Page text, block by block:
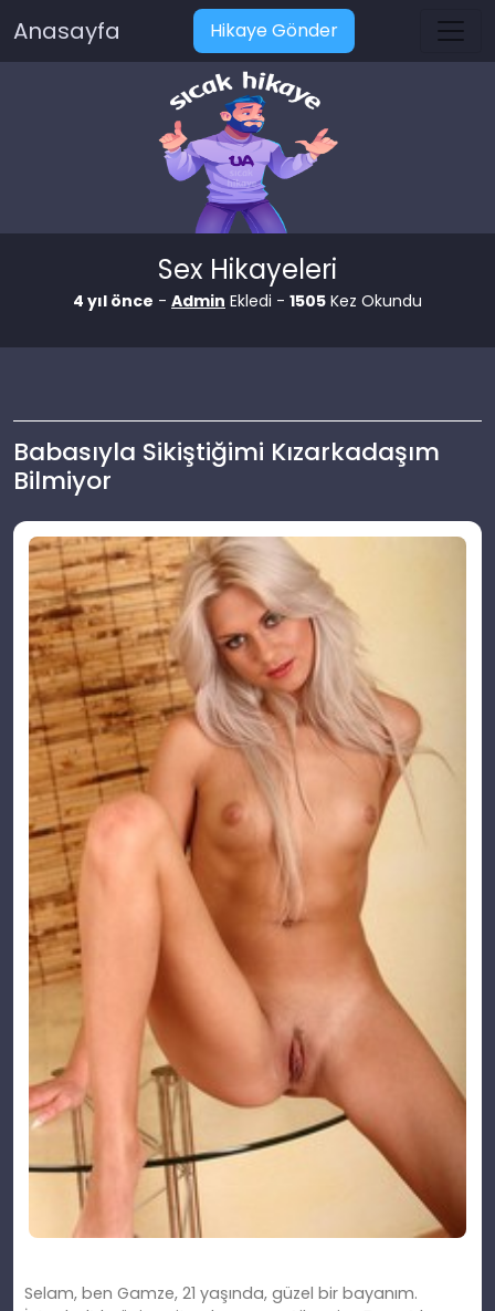
Anasayfa Hikaye Gönder
Sex Hikayeleri
4 yıl önce - Admin Ekledi - 1505 Kez Okundu
Babasıyla Sikiştiğimi Kızarkadaşım
Bilmiyor
Selam, ben Gamze, 21 yaşında, güzel bir bayanım.